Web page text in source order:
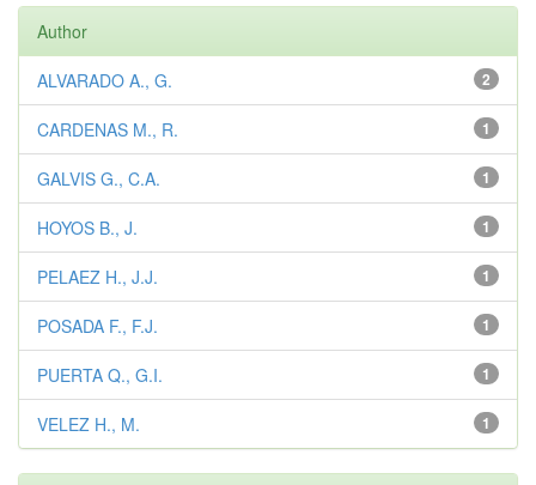
Author
2
ALVARADO A., G.
1
CARDENAS M., R.
1
GALVIS G., C.A.
1
HOYOS B., J.
1
PELAEZ H., J.J.
1
POSADA F., F.J.
1
PUERTA Q., G.I.
1
VELEZ H., M.